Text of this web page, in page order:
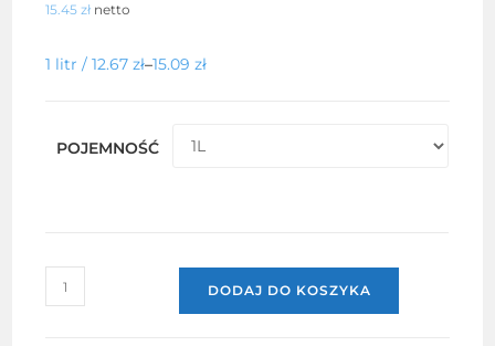
15.45zł netto
1 litr / 12.67zł–15.09zł
POJEMNOŚĆ
ilość
Clinex
DODAJ DO KOSZYKA